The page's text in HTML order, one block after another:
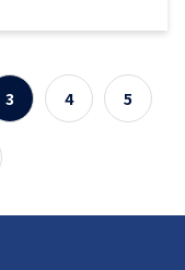
3 4 5